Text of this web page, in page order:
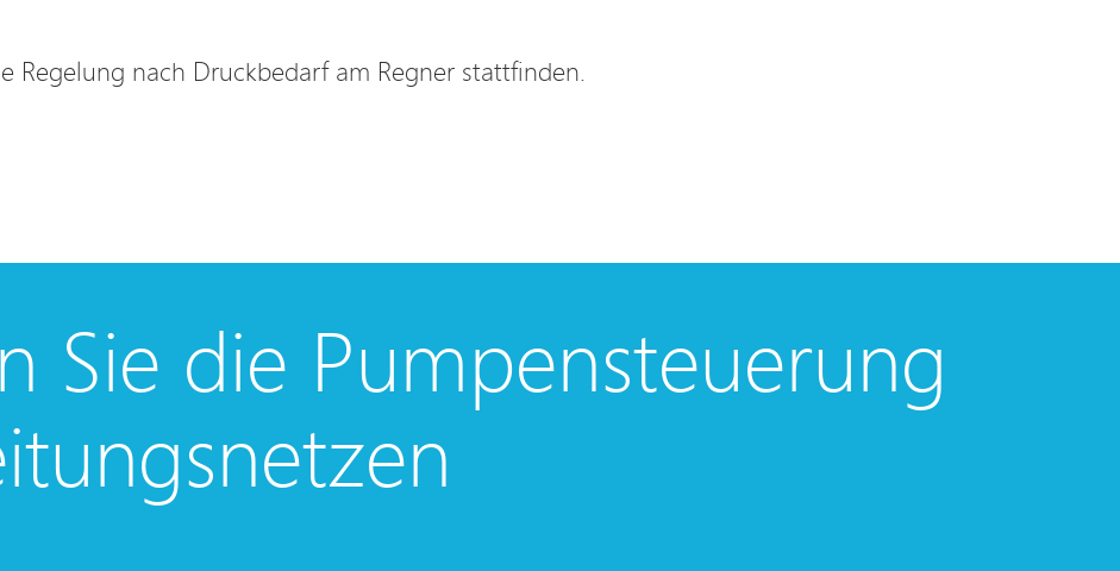
Regelung nach Druckbedarf am Regner stattfinden.
Sie die Pumpensteuerung